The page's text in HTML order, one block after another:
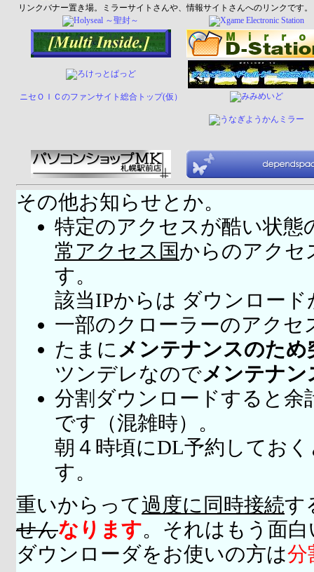
リンクバナー置き場。ミラーサイトさんや、情報サイトさんへのリンクです。
ニセＯＩＣのファンサイト総合トップ(仮）
その他お知らせとか。
特定のアクセスが酷い状態
常アクセス国からのアクセ
す。
該当IPからは ダウンロー
一部のクローラーのアクセ
たまに メンテナンスのため
ツンデレなのでメンテナ
分割ダウンロードすると余
です（混雑時）。
朝４時頃にDL予約してお
す。
重いからって過度に同時接続す
せんなります。それはもう面
ダウンローダをお使いの方は分